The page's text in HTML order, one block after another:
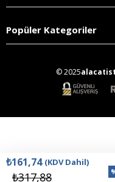
Popüler Kategoriler
© 2025
₺317,88
₺161,74 (KDV Dahil)